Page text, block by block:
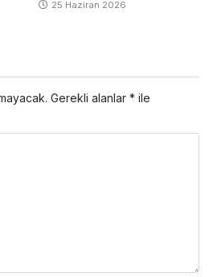
25 Haziran 2026
Gerekli alanlar * ile